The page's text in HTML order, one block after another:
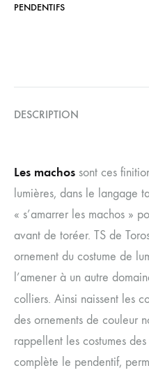
PENDENTIFS
DESCRIPTION
Les machos sont ces
lumières, dans le langage
« s’amarrer les machos »
avant de toréer. TS de
ornement du costume de
l’amener à un autre
colliers. Ainsi naissent les
des ornements de couleur
rappellent les costumes
complète le pendentif,